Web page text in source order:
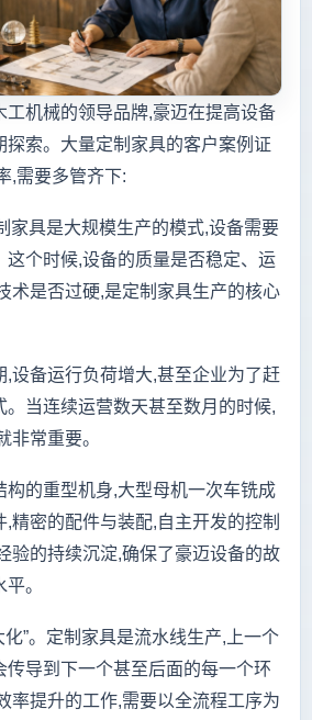
工机械的领导品牌,豪迈在提高设备
探索。大量定制家具的客户案例证
,需要多管齐下:
家具是大规模生产的模式,设备需要
这个时候,设备的质量是否稳定、运
术是否过硬,是定制家具生产的核心
,设备运行负荷增大,甚至企业为了赶
。当连续运营数天甚至数月的时候,
非常重要。
构的重型机身,大型母机一次车铣成
精密的配件与装配,自主开发的控制
验的持续沉淀,确保了豪迈设备的故
。
”。 定制家具是流水线生产,上一个
传导到下一个甚至后面的每一个环
率提升的工作,需要以全流程工序为